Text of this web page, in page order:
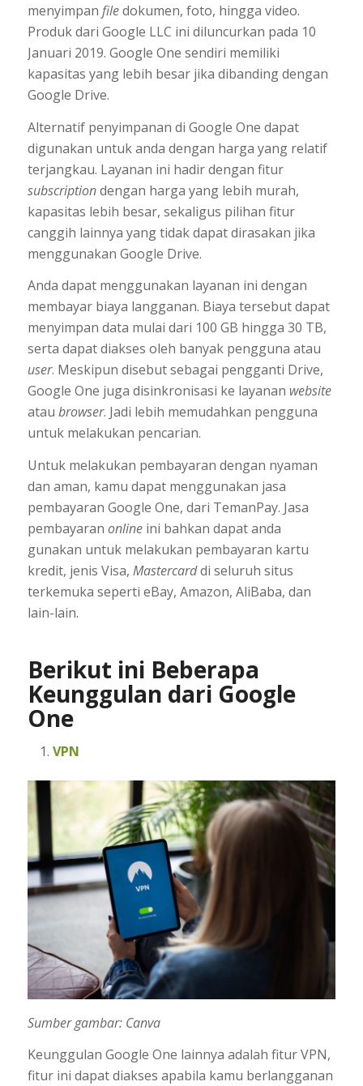
menyimpan filedokumen, foto, hingga video.
Produk dari Google LLC ini diluncurkan pada 10
Januari 2019. Google One sendiri memiliki
kapasitas yang lebih besar jika dibanding dengan
Google Drive.
Alternatif penyimpanan di Google One dapat
digunakan untuk anda dengan harga yang relatif
terjangkau. Layanan ini hadir dengan fitur
subscriptiondengan harga yang lebih murah,
kapasitas lebih besar, sekaligus pilihan fitur
canggih lainnya yang tidak dapat dirasakan jika
menggunakan Google Drive.
Anda dapat menggunakan layanan ini dengan
membayar biaya langganan. Biaya tersebut dapat
menyimpan data mulai dari 100 GB hingga 30 TB,
serta dapat diakses oleh banyak pengguna atau
user. Meskipun disebut sebagai pengganti Drive,
Google One juga disinkronisasi ke layanan website
atau browser. Jadi lebih memudahkan pengguna
untuk melakukan pencarian.
Untuk melakukan pembayaran dengan nyaman
dan aman, kamu dapat menggunakan jasa
pembayaran Google One, dari TemanPay. Jasa
pembayaran online ini bahkan dapat anda
gunakan untuk melakukan pembayaran kartu
kredit, jenis Visa, Mastercarddi seluruh situs
terkemuka seperti eBay, Amazon, AliBaba, dan
lain-lain.
Berikut ini Beberapa
Keunggulan dari Google
One
VPN
Sumber gambar: Canva
Keunggulan Google One lainnya adalah fitur VPN,
fitur ini dapat diakses apabila kamu berlangganan